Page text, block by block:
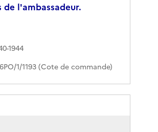
de l'ambassadeur.
1944
1/1193 (Cote de commande)